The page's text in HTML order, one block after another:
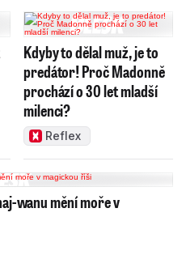
Kdyby to dělal muž, je to
predátor! Proč Madonně
prochází o 30 let mladší
milenci?
Reflex
wanu mění moře v